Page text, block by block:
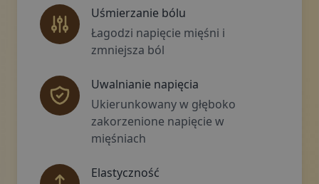
Uśmierzanie bólu
Łagodzi napięcie mięśni i
zmniejsza ból
Uwalnianie napięcia
Ukierunkowany w głęboko
zakorzenione napięcie w
mięśniach
Elastyczność